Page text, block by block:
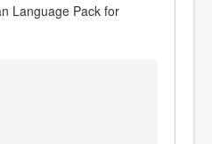
Language Pack for